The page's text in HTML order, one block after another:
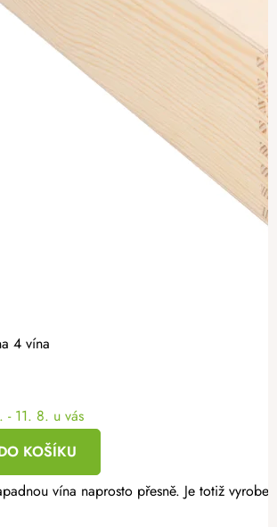
4 vína
- 11. 8. u vás
KOŠÍKU
vína naprosto přesně. Je totiž